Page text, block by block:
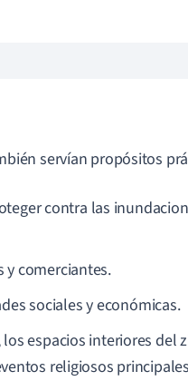
servían propósitos
contra las
y comerciantes.
sociales y económicas.
espacios interiores del
religiosos